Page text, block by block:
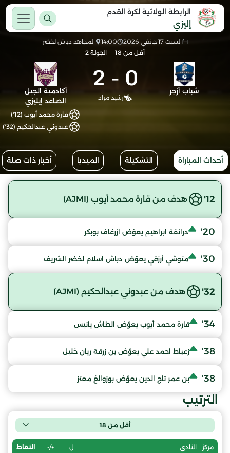
الرابطة الولائية لكرة القدم
إليزي
السبت 17 جانفي 2026 14:00
المجاهد دباش لخضر
أقل من 18
الجولة 2
شباب أزجر 0
-
2
رشيد مراد
أكادمية الجيل
الصاعد إيليزي
قارة محمد أيوب (12')
عبدوني عبدالحكيم (32')
أحداث المباراة التشكيلة الميديا أخبار ذات صلة
12' هدف من قارة محمد أيوب (AJMI)
20' درانفة ابراهيم يعوّض ازرغاف بوبكر
30' متوشي أرزقي يعوّض دباش اسلام لخضر الشريف
32' هدف من عبدوني عبدالحكيم (AJMI)
34' قارة محمد أيوب يعوّض الطاش يانيس
38' زعباط احمد علي يعوّض بن زرقة ريان خليل
38' بن عمر تاج الدين يعوّض بوزوالغ معتز
الترتيب
أقل من 18
مركز النادي ل +/- النقاط